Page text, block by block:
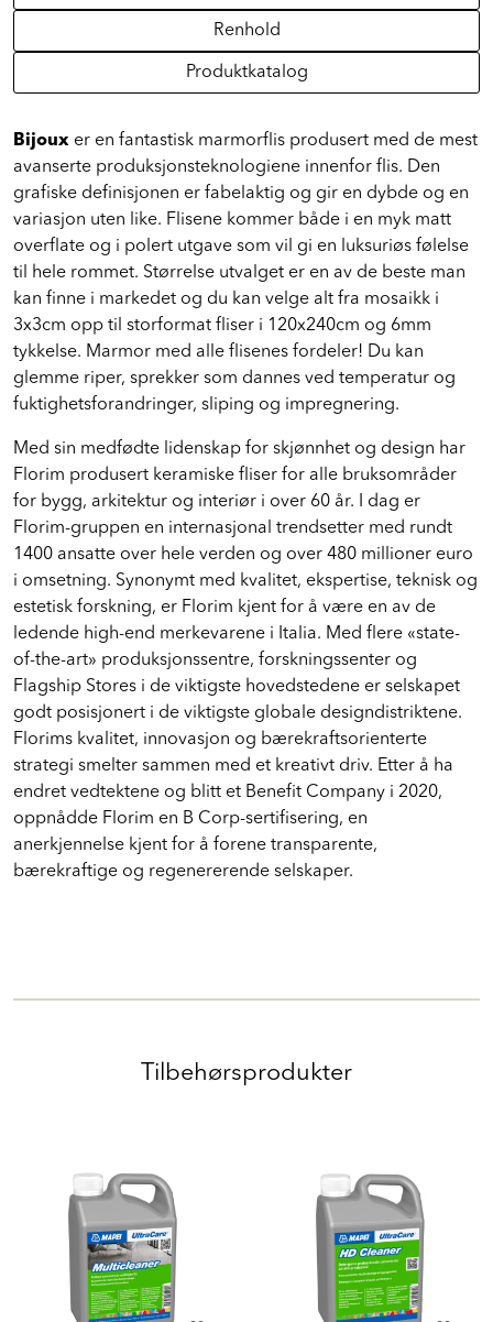
Renhold
Produktkatalog
Bijoux er en fantastisk marmorflis produsert med de mest
avanserte produksjonsteknologiene innenfor flis. Den
grafiske definisjonen er fabelaktig og gir en dybde og en
variasjon uten like. Flisene kommer både i en myk matt
overflate og i polert utgave som vil gi en luksuriøs følelse
til hele rommet. Størrelse utvalget er en av de beste man
kan finne i markedet og du kan velge alt fra mosaikk i
3x3cm opp til storformat fliser i 120x240cm og 6mm
tykkelse. Marmor med alle flisenes fordeler! Du kan
glemme riper, sprekker som dannes ved temperatur og
fuktighetsforandringer, sliping og impregnering.
Med sin medfødte lidenskap for skjønnhet og design har
Florim produsert keramiske fliser for alle bruksområder
for bygg, arkitektur og interiør i over 60 år. I dag er
Florim-gruppen en internasjonal trendsetter med rundt
1400 ansatte over hele verden og over 480 millioner euro
i omsetning. Synonymt med kvalitet, ekspertise, teknisk og
estetisk forskning, er Florim kjent for å være en av de
ledende high-end merkevarene i Italia. Med flere «state-
of-the-art» produksjonssentre, forskningssenter og
Flagship Stores i de viktigste hovedstedene er selskapet
godt posisjonert i de viktigste globale designdistriktene.
Florims kvalitet, innovasjon og bærekraftsorienterte
strategi smelter sammen med et kreativt driv. Etter å ha
endret vedtektene og blitt et Benefit Company i 2020,
oppnådde Florim en B Corp-sertifisering, en
anerkjennelse kjent for å forene transparente,
bærekraftige og regenererende selskaper.
Tilbehørsprodukter